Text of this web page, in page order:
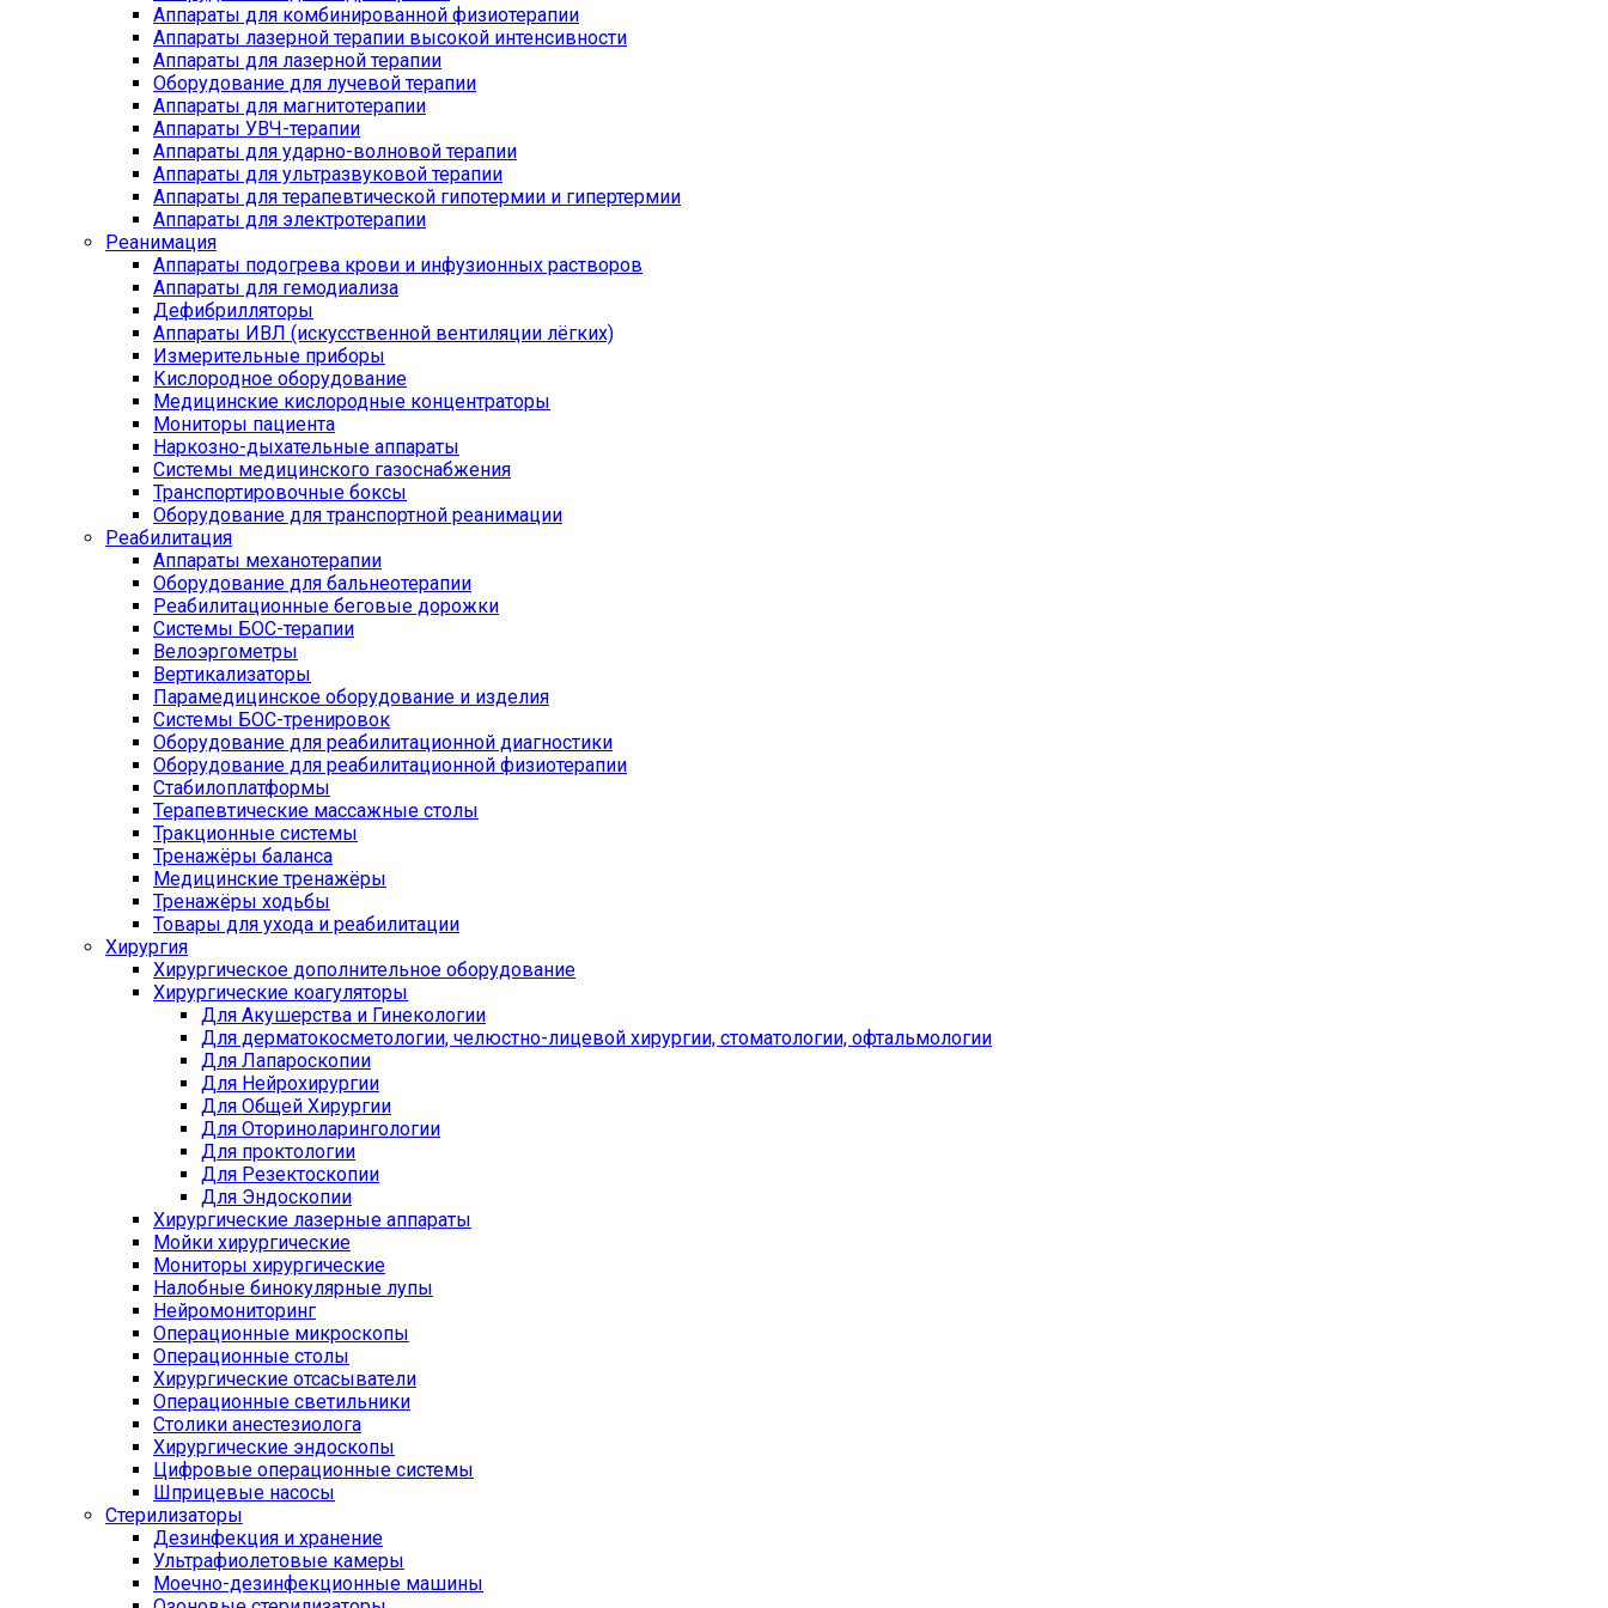
Аппараты для комбинированной физиотерапии
Аппараты лазерной терапии высокой интенсивности
Аппараты для лазерной терапии
Оборудование для лучевой терапии
Аппараты для магнитотерапии
Аппараты УВЧ-терапии
Аппараты для ударно-волновой терапии
Аппараты для ультразвуковой терапии
Аппараты для терапевтической гипотермии и гипертермии
Аппараты для электротерапии
Реанимация
Аппараты подогрева крови и инфузионных растворов
Аппараты для гемодиализа
Дефибрилляторы
Аппараты ИВЛ (искусственной вентиляции лёгких)
Измерительные приборы
Кислородное оборудование
Медицинские кислородные концентраторы
Мониторы пациента
Наркозно-дыхательные аппараты
Системы медицинского газоснабжения
Транспортировочные боксы
Оборудование для транспортной реанимации
Реабилитация
Аппараты механотерапии
Оборудование для бальнеотерапии
Реабилитационные беговые дорожки
Системы БОС-терапии
Велоэргометры
Вертикализаторы
Парамедицинское оборудование и изделия
Системы БОС-тренировок
Оборудование для реабилитационной диагностики
Оборудование для реабилитационной физиотерапии
Стабилоплатформы
Терапевтические массажные столы
Тракционные системы
Тренажёры баланса
Медицинские тренажёры
Тренажёры ходьбы
Товары для ухода и реабилитации
Хирургия
Хирургическое дополнительное оборудование
Хирургические коагуляторы
Для Акушерства и Гинекологии
Для дерматокосметологии, челюстно-лицевой хирургии, стоматологии, офтальмологии
Для Лапароскопии
Для Нейрохирургии
Для Общей Хирургии
Для Оториноларингологии
Для проктологии
Для Резектоскопии
Для Эндоскопии
Хирургические лазерные аппараты
Мойки хирургические
Мониторы хирургические
Налобные бинокулярные лупы
Нейромониторинг
Операционные микроскопы
Операционные столы
Хирургические отсасыватели
Операционные светильники
Столики анестезиолога
Хирургические эндоскопы
Цифровые операционные системы
Шприцевые насосы
Стерилизаторы
Дезинфекция и хранение
Ультрафиолетовые камеры
Моечно-дезинфекционные машины